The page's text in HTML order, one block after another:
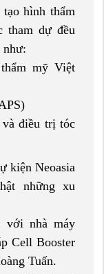
hình thẩm
tham dự đều
như:
mỹ Việt
và điều trị tóc
kiện Neoasia
những xu
với nhà máy
Cell Booster
Tuấn.